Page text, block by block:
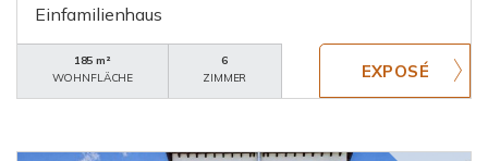
Einfamilienhaus
185 m²
WOHNFLÄCHE
6
ZIMMER